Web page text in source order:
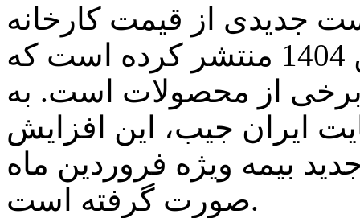
جدیدی از قیمت‌ کارخانه‌
محصولات خود برای فروردین 1404 منتشر کرده است که
از محصولات است. به
ایران جیب، این افزایش
بیمه ویژه فروردین ماه
صورت گرفته است.